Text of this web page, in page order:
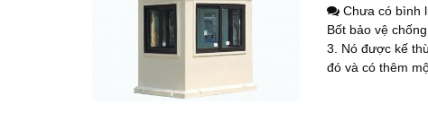
Chưa có bình
Bốt bảo vệ
3. Nó được kế
đó và có thêm